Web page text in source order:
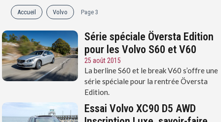
Accueil Volvo Page 3
Série spéciale Översta Edition
pour les Volvo S60 et V60
25 août 2015
La berline S60 et le break V60 s’offre une
série spéciale pour la rentrée Översta
Edition.
Essai Volvo XC90 D5 AWD